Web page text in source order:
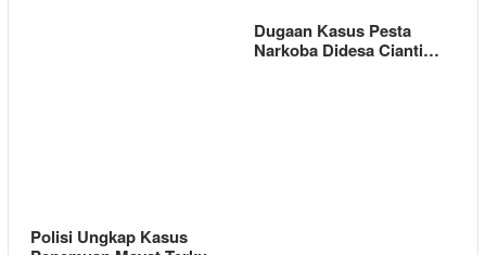
Dugaan Kasus Pesta
Narkoba Didesa Cianti…
Polisi Ungkap Kasus